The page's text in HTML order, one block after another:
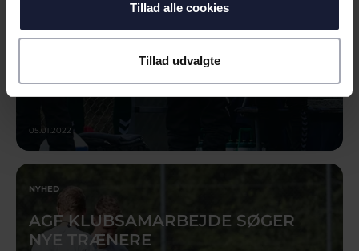
Tillad alle cookies
Tillad udvalgte
05.01.2022
NYHED
AGF KLUBSAMARBEJDE SØGER
NYE TRÆNERE